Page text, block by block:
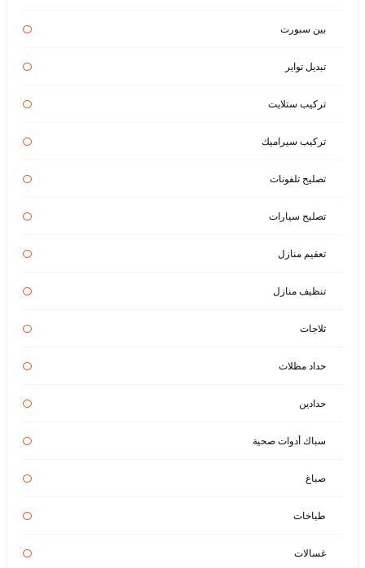
بين سبورت
تبديل تواير
تركيب ستلايت
تركيب سيراميك
تصليح تلفونات
تصليح سيارات
تعقيم منازل
تنظيف منازل
ثلاجات
حداد مظلات
حدادين
سباك أدوات صحية
صباغ
طباخات
غسالات